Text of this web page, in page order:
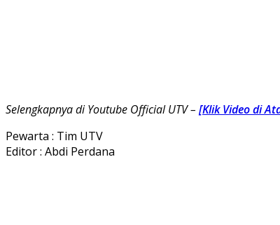
Selengkapnya di Youtube Official UTV – [Klik Video di
Pewarta : Tim UTV
Editor : Abdi Perdana